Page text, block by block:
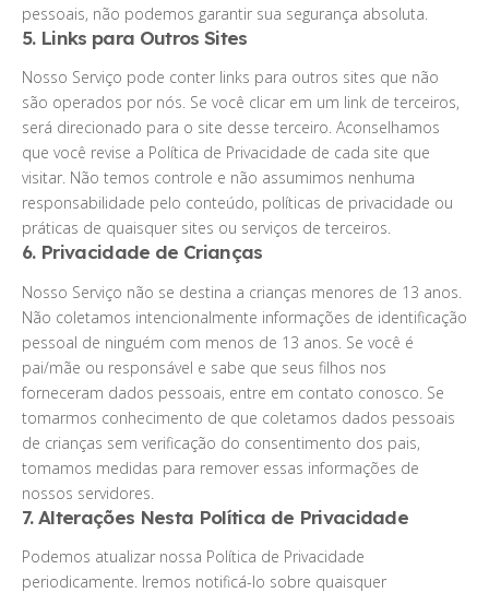
pessoais, não podemos garantir sua segurança absoluta.
5. Links para Outros Sites
Nosso Serviço pode conter links para outros sites que não
são operados por nós. Se você clicar em um link de terceiros,
será direcionado para o site desse terceiro. Aconselhamos
que você revise a Política de Privacidade de cada site que
visitar. Não temos controle e não assumimos nenhuma
responsabilidade pelo conteúdo, políticas de privacidade ou
práticas de quaisquer sites ou serviços de terceiros.
6. Privacidade de Crianças
Nosso Serviço não se destina a crianças menores de 13 anos.
Não coletamos intencionalmente informações de identificação
pessoal de ninguém com menos de 13 anos. Se você é
pai/mãe ou responsável e sabe que seus filhos nos
forneceram dados pessoais, entre em contato conosco. Se
tomarmos conhecimento de que coletamos dados pessoais
de crianças sem verificação do consentimento dos pais,
tomamos medidas para remover essas informações de
nossos servidores.
7. Alterações Nesta Política de Privacidade
Podemos atualizar nossa Política de Privacidade
periodicamente. Iremos notificá-lo sobre quaisquer